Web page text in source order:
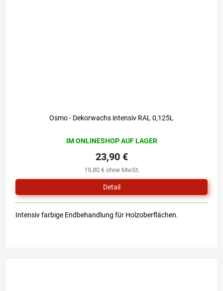
Osmo - Dekorwachs intensiv RAL 0,125L
IM ONLINESHOP AUF LAGER
19,80 € ohne MwSt.
23,90 €
Detail
Intensiv farbige Endbehandlung für Holzoberflächen.